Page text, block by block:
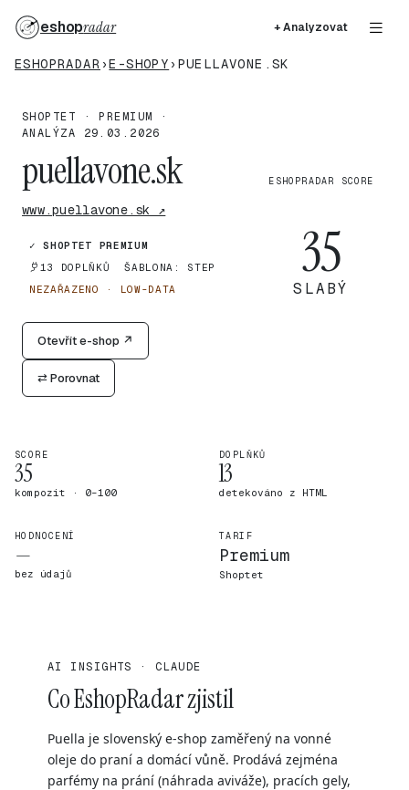
eshopradar + Analyzovat
ESHOPRADAR ›E-SHOPY › PUELLAVONE.SK
SHOPTET · PREMIUM ·
ANALÝZA 29.03.2026
puellavone.sk
www.puellavone.sk ↗
✓ SHOPTET PREMIUM
13 DOPLŇKŮ
ŠABLONA: STEP
NEZAŘAZENO · LOW-DATA
Otevřít e-shop ↗
⇄ Porovnat
ESHOPRADAR SCORE
35
SLABÝ
SCORE
35
kompozit · 0–100
DOPLŇKŮ
13
detekováno z HTML
HODNOCENÍ
—
bez údajů
TARIF
Premium
Shoptet
AI INSIGHTS · CLAUDE
Co EshopRadar zjistil
Puella je slovenský e-shop zaměřený na vonné
oleje do praní a domácí vůně. Prodává zejména
parfémy na prání (náhrada aviváže), pracích gely,